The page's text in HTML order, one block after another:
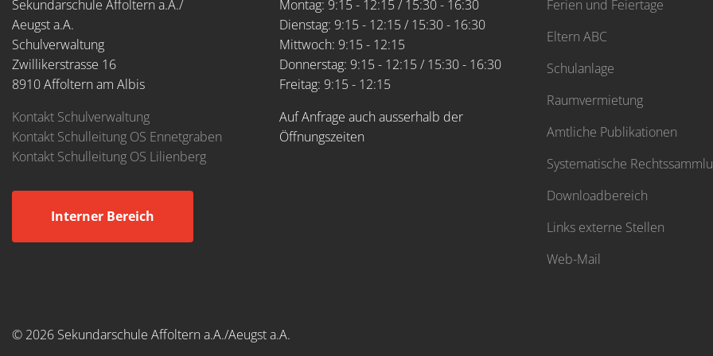
Sekundarschule Affoltern a.A./
Aeugst a.A.
Schulverwaltung
Zwillikerstrasse 16
8910 Affoltern am Albis
Kontakt Schulverwaltung
Kontakt Schulleitung OS Ennetgraben
Kontakt Schulleitung OS Lilienberg
Interner Bereich
Montag: 9:15 - 12:15 / 15:30 - 16:30
Dienstag: 9:15 - 12:15 / 15:30 - 16:30
Mittwoch: 9:15 - 12:15
Donnerstag: 9:15 - 12:15 / 15:30 - 16:30
Freitag: 9:15 - 12:15
Auf Anfrage auch ausserhalb der
Öffnungszeiten
Ferien und Feiertage
Eltern ABC
Schulanlage
Raumvermietung
Amtliche Publikationen
Systematische
Downloadbereich
Links externe Stellen
Web-Mail
© 2026 Sekundarschule Affoltern a.A./Aeugst a.A.